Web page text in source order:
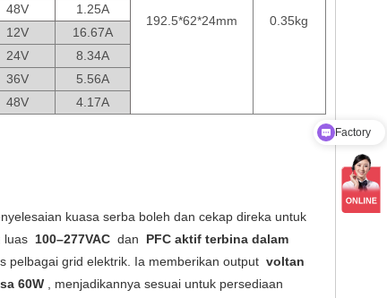
192.5*62*24mm 0.35kg
48V 1.25A
12V
16.67A
24V
8.34A
36V
5.56A
48V 4.17A
kuasa serba boleh dan cekap direka untuk
luas 100–277VAC dan PFC aktif terbina dalam
pelbagai grid elektrik. Ia memberikan output voltan
60W
, menjadikannya sesuai untuk persediaan
Product Catalog